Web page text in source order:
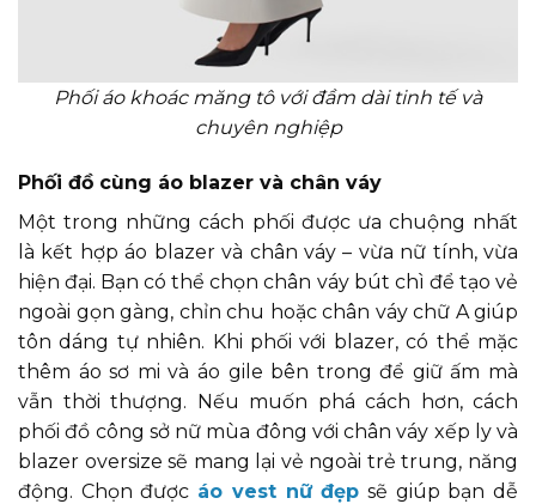
Phối áo khoác măng tô với đầm dài tinh tế và
chuyên nghiệp
Phối đồ cùng áo blazer và chân váy
Một trong những cách phối được ưa chuộng nhất
là kết hợp áo blazer và chân váy – vừa nữ tính, vừa
hiện đại. Bạn có thể chọn chân váy bút chì để tạo vẻ
ngoài gọn gàng, chỉn chu hoặc chân váy chữ A giúp
tôn dáng tự nhiên. Khi phối với blazer, có thể mặc
thêm áo sơ mi và áo gile bên trong để giữ ấm mà
vẫn thời thượng. Nếu muốn phá cách hơn, cách
phối đồ công sở nữ mùa đông với chân váy xếp ly và
blazer oversize sẽ mang lại vẻ ngoài trẻ trung, năng
động. Chọn được áo vest nữ đẹp sẽ giúp bạn dễ